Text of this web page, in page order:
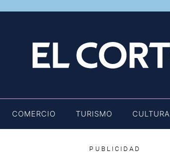
COMERCIO TURISMO CULTURA
PUBLICIDAD